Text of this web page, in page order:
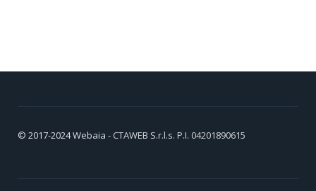
© 2017-2024Webaia - CTAWEB S.r.l.s. P.I. 04201890615